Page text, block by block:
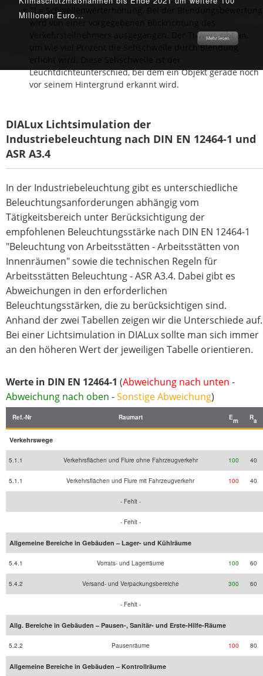
Millionen Euro...
Mehr lesen
und Ersatzteillieferung alles aus einer Hand...
Mehr lesen
Mehr lesen
Mehr lesen
Mehr lesen
TI = Schwellenwerterhöhung. Bei der Blendungsbewertung
Verkehrsteilnehmers ausgegangen. Der TI-Wert gibt an,
um wie viel Prozent die Sehschwelle durch Blendung
Leuchtdichteunterschied, bei dem ein Objekt gerade noch
vor seinem Hintergrund erkannt wird.
DIALux Lichtsimulation der
Industriebeleuchtung nach DIN EN 12464-1 und
ASR A3.4
In der Industriebeleuchtung gibt es unterschiedliche
Beleuchtungsanforderungen abhängig vom
Tätigkeitsbereich unter Berücksichtigung der
empfohlenen Beleuchtungsstärke nach DIN EN 12464-1
"Beleuchtung von Arbeitsstätten - Arbeitsstätten von
Innenräumen" sowie die technischen Regeln für
Arbeitsstätten Beleuchtung - ASR A3.4. Dabei gibt es
Abweichungen in den erforderlichen
Beleuchtungsstärken, die zu berücksichtigen sind.
Anhand der zwei Tabellen zeigen wir die Unterschiede auf.
Bei einer Lichtsimulation in DIALux sollte man sich immer
an den höheren Wert der jeweiligen Tabelle orientieren.
Werte in DIN EN 12464-1 (Abweichung nach unten -
Abweichung nach oben -Sonstige Abweichung)
Ref.-Nr Raumart Em Ra
Verkehrswege
5.1.1 Verkehrsflächen und Flure ohne Fahrzeugverkehr 100 40
5.1.1 Verkehrsflächen und Flure mit Fahrzeugverkehr 100 40
- Fehlt -
- Fehlt -
Allgemeine Bereiche in Gebäuden – Lager- und Kühlräume
5.4.1 Vorrats- und Lagerräume 100 60
5.4.2 Versand- und Verpackungsbereiche 300 60
- Fehlt -
Allg. Bereiche in Gebäuden – Pausen-, Sanitär- und Erste-Hilfe-Räume
5.2.2 Pausenräume 100 80
Allgemeine Bereiche in Gebäuden – Kontrollräume